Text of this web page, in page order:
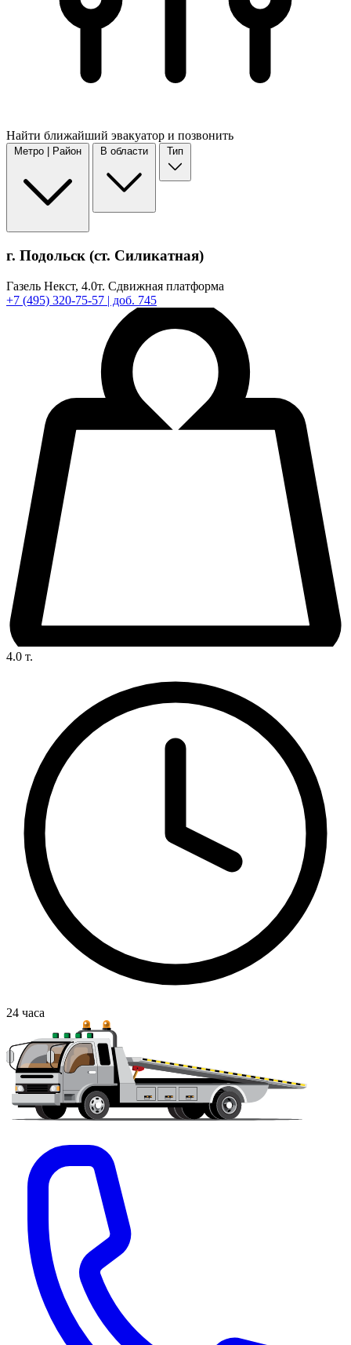
Найти ближайший эвакуатор и позвонить
Метро | Район В области Тип
г. Подольск (ст. Силикатная)
Газель Некст, 4.0т. Сдвижная платформа
+7 (495) 320-75-57 | доб. 745
4.0 т.
24 часа